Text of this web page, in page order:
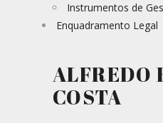
Instrumentos de
Enquadramento Legal
ALFREDO
COSTA